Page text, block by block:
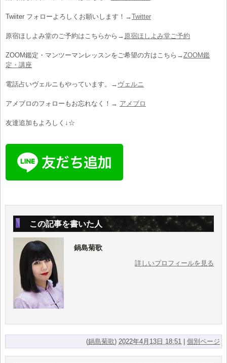
Twiiter フォローよろしくお願いします！→Twitter
原宿ほしよみ堂のご予約はこちらから→ 原宿ほしよみ堂ご予約
ZOOM鑑定・マンツーマンレッスンをご希望の方はこちら→ZOOM鑑
定・講座
電話占いヴェルニもやっています。→ ヴェルニ
アメブロのフォローもお忘れなく！→ アメブロ
友達追加もよろしく↓☆
この記事を書いた人
鍋島菊歌
詳しいプロフィールを見る
(鍋島菊歌)2022年4月13日 18:51 |個別ページ